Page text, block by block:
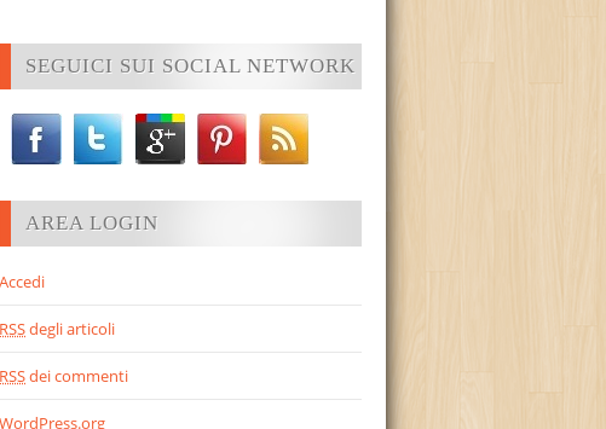
SEGUICI SUI SOCIAL NETWORK
AREA LOGIN
Accedi
RSSdegli articoli
RSSdei commenti
WordPress.org